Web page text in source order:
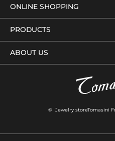
ONLINE SHOPPING
PRODUCTS
ABOUT US
© Jewelry storeTomasini